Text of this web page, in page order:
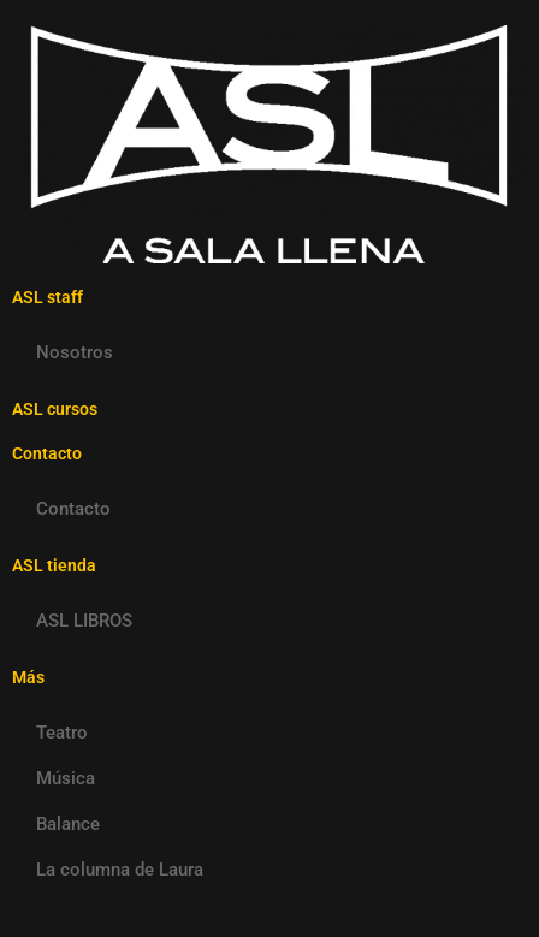
ASL staff
Nosotros
ASL cursos
Contacto
Contacto
ASL tienda
ASL LIBROS
Más
Teatro
Música
Balance
La columna de Laura